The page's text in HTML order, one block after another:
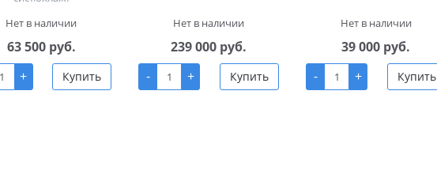
Нет в наличии
63 500 руб.
+ Купить
Нет в наличии
239 000 руб.
-
+ Купить
Нет в наличии
39 000 руб.
-
+ Купить